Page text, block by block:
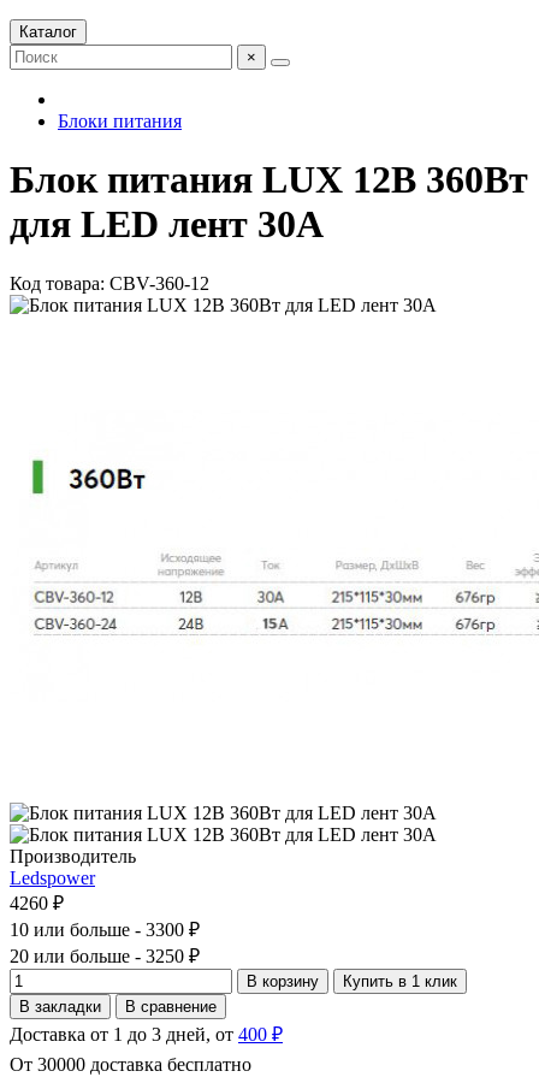
Каталог
×
Блоки питания
Блок питания LUX 12В 360Вт
для LED лент 30А
Код товара: CBV-360-12
Производитель
Ledspower
4260 ₽
10 или больше - 3300 ₽
20 или больше - 3250 ₽
В корзину
Купить в 1 клик
В закладки
В сравнение
Доставка от 1 до 3 дней, от 400 ₽
От 30000 доставка бесплатно